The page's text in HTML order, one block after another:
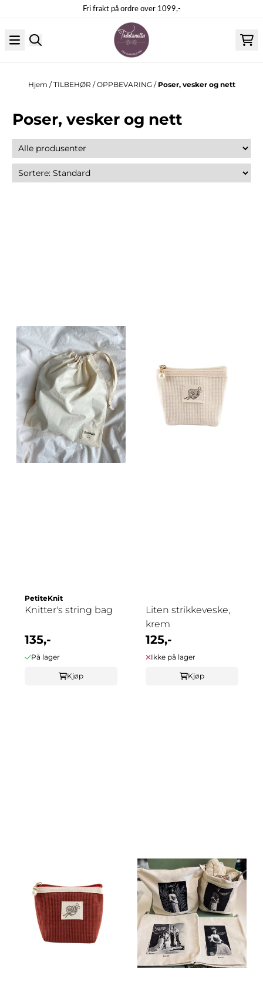
Fri frakt på ordre over 1099,-
Hjem /TILBEHØR /OPPBEVARING / Poser, vesker og nett
Poser, vesker og nett
PetiteKnit
Knitter's string bag
135,-
På lager
Kjøp
Liten strikkeveske,
krem
125,-
Ikke på lager
Kjøp